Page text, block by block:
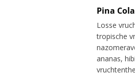
Pina
Losse
tropische
ananas,